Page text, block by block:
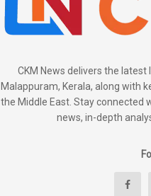
CKM News delivers the
Malappuram, Kerala, along with
the Middle East. Stay connected
news, in-depth